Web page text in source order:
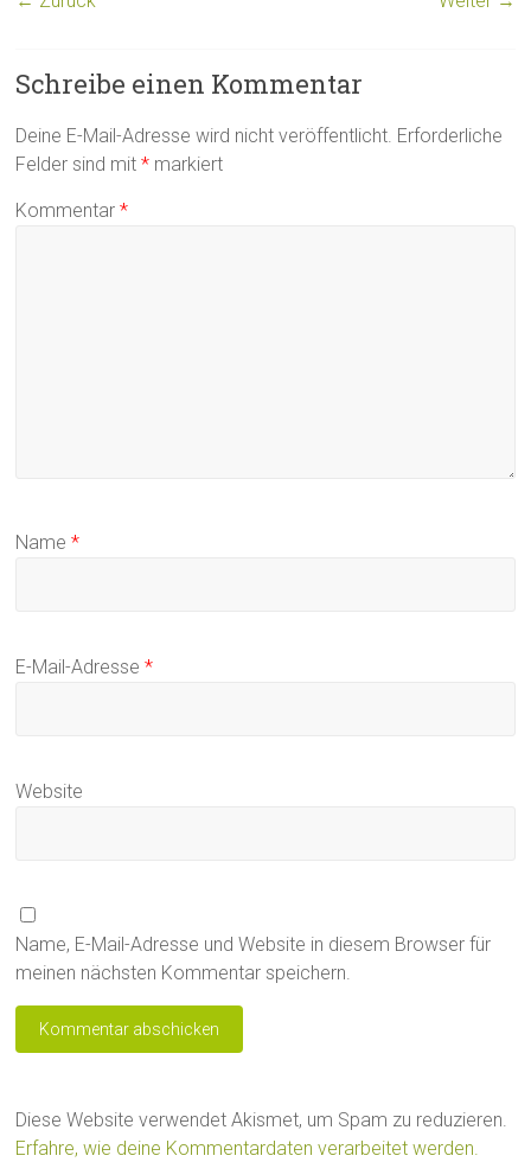
Schreibe einen Kommentar
Deine E-Mail-Adresse wird nicht veröffentlicht. Erforderliche
Felder sind mit* markiert
Kommentar*
Name*
E-Mail-Adresse*
Website
Name, E-Mail-Adresse und Website in diesem Browser für
meinen nächsten Kommentar speichern.
Diese Website verwendet Akismet, um Spam zu reduzieren.
Erfahre, wie deine Kommentardaten verarbeitet werden.